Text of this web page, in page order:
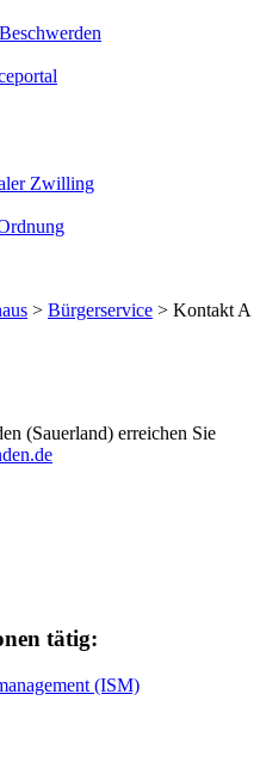
Zwilling
> Bürgerservice > Kontakt A
(Sauerland) erreichen Sie
tätig:
(ISM)